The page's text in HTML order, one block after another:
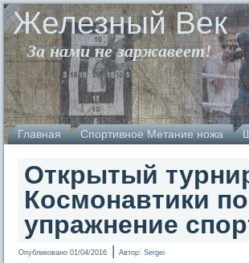
Железный Век
За нами не заржавеет!
Главная Спортивное Метание ножа
Открытый
Космонавтики
упражнение
Опубликовано 01/04/2016 | Автор: Sergei